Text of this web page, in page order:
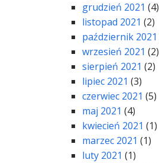
grudzień 2021 (4)
listopad 2021 (2)
październik 2021
wrzesień 2021 (2)
sierpień 2021 (2)
lipiec 2021 (3)
czerwiec 2021 (5)
maj 2021 (4)
kwiecień 2021 (1)
marzec 2021 (1)
luty 2021 (1)